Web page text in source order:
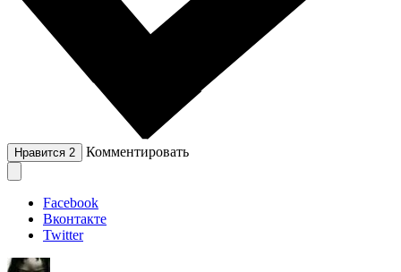
Нравится 2 Комментировать
Facebook
Вконтакте
Twitter